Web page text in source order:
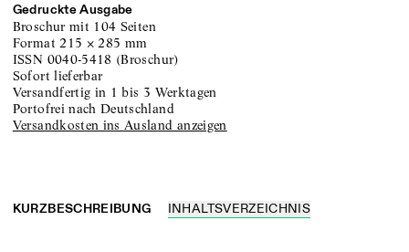
Gedruckte Ausgabe
Broschur mit 104 Seiten
Format215 ×285 mm
ISSN 0040-5418 (Broschur)
sofort lieferbar
versandfertig in 1 bis 3 Werktagen
portofrei nach Deutschland
Versandkosten ins Ausland anzeigen
KURZBESCHREIBUNG INHALTSVERZEICHNIS